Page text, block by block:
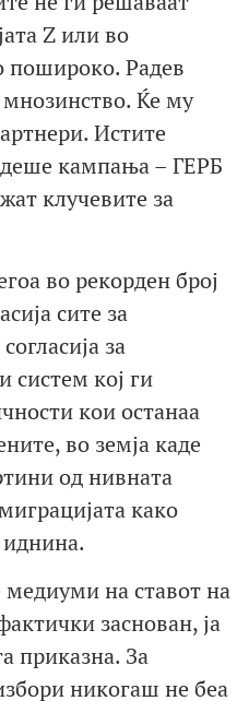
Z или во
пошироко. Радев
Ќе му
Истите
кампања – ГЕРБ
клучевите за
во рекорден број
сите за
за
систем кој ги
кои останаа
во земја каде
од нивната
како
на ставот на
заснован, ја
приказна. За
никогаш не беа